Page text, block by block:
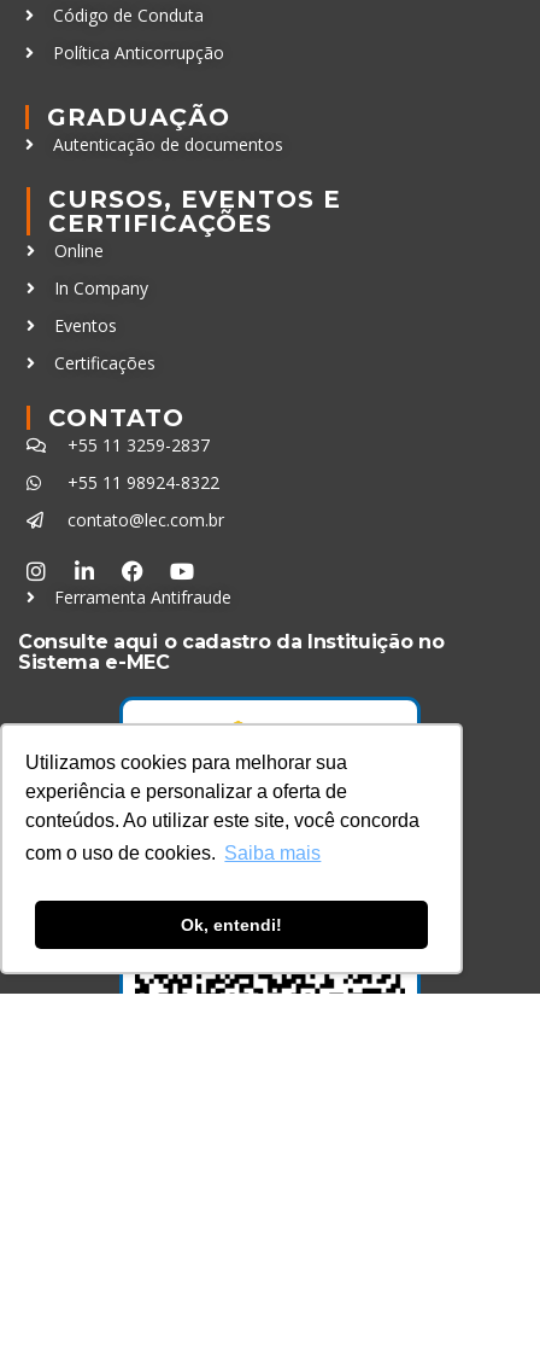
Utilizamos cookies para melhorar sua
experiência e personalizar a oferta de
conteúdos. Ao utilizar este site, você concorda
com o uso de cookies. Saiba mais
Ok, entendi!
Código de Conduta
Política Anticorrupção
GRADUAÇÃO
Autenticação de documentos
CURSOS, EVENTOS E
CERTIFICAÇÕES
Online
In Company
Eventos
Certificações
CONTATO
+55 11 3259-2837
+55 11 98924-8322
contato@lec.com.br
Ferramenta Antifraude
Consulte aqui o cadastro da Instituição no
Sistema e-MEC